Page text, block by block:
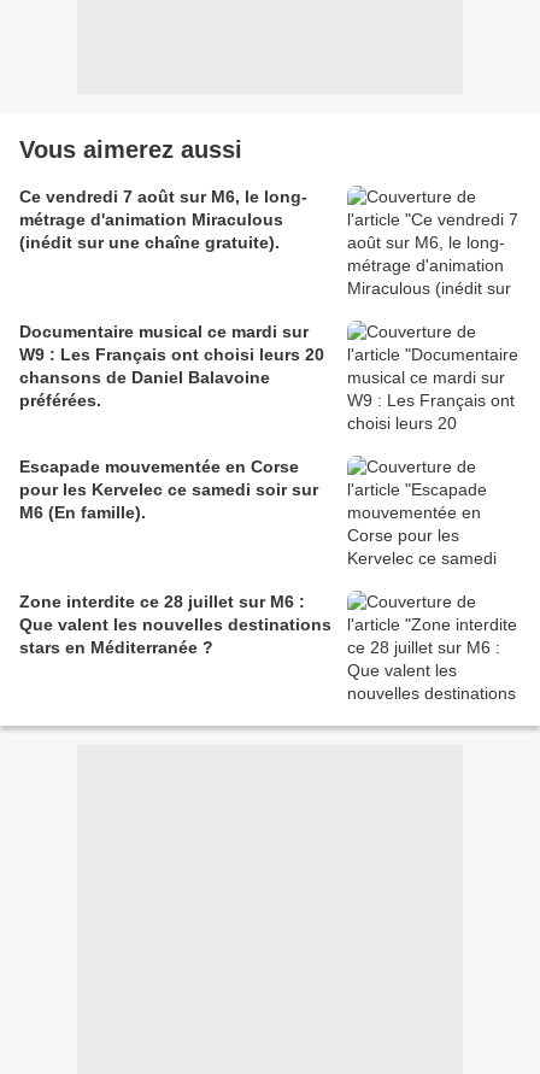
Vous aimerez aussi
Ce vendredi 7 août sur M6, le long-
métrage d'animation Miraculous
(inédit sur une chaîne gratuite).
Documentaire musical ce mardi sur
W9 : Les Français ont choisi leurs 20
chansons de Daniel Balavoine
préférées.
Escapade mouvementée en Corse
pour les Kervelec ce samedi soir sur
M6 (En famille).
Zone interdite ce 28 juillet sur M6 :
Que valent les nouvelles destinations
stars en Méditerranée ?